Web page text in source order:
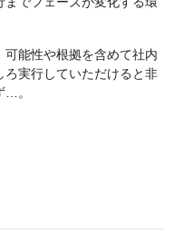
能性や根拠を含めて社内
実行していただけると非
…。